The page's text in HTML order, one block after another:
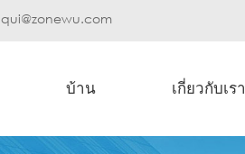
qui@zonewu.com
บ้าน เกี่ยวกับเรา